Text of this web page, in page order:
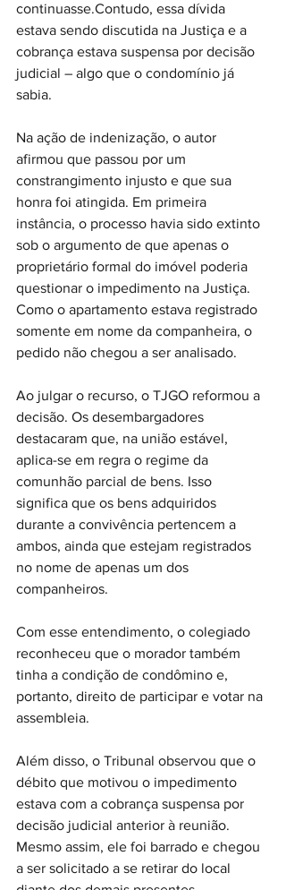
continuasse.Contudo, essa dívida
estava sendo discutida na Justiça e a
cobrança estava suspensa por decisão
judicial – algo que o condomínio já
sabia.
Na ação de indenização, o autor
afirmou que passou por um
constrangimento injusto e que sua
honra foi atingida. Em primeira
instância, o processo havia sido extinto
sob o argumento de que apenas o
proprietário formal do imóvel poderia
questionar o impedimento na Justiça.
Como o apartamento estava registrado
somente em nome da companheira, o
pedido não chegou a ser analisado.
Ao julgar o recurso, o TJGO reformou a
decisão. Os desembargadores
destacaram que, na união estável,
aplica-se em regra o regime da
comunhão parcial de bens. Isso
significa que os bens adquiridos
durante a convivência pertencem a
ambos, ainda que estejam registrados
no nome de apenas um dos
companheiros.
Com esse entendimento, o colegiado
reconheceu que o morador também
tinha a condição de condômino e,
portanto, direito de participar e votar na
assembleia.
Além disso, o Tribunal observou que o
débito que motivou o impedimento
estava com a cobrança suspensa por
decisão judicial anterior à reunião.
Mesmo assim, ele foi barrado e chegou
a ser solicitado a se retirar do local